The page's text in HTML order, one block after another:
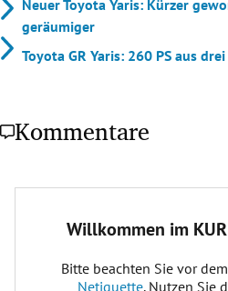
Neuer Toyota Yaris: Kürzer
geräumiger
Toyota GR Yaris: 260 PS aus
Kommentare